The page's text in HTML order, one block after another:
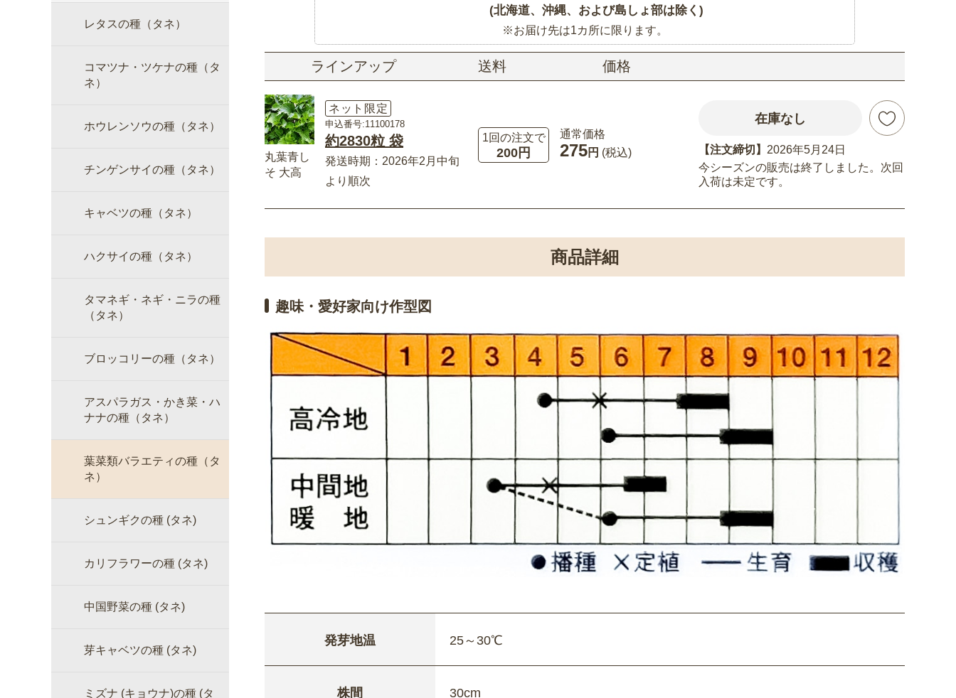
レタスの種（タネ）
コマツナ・ツケナの種（タ
ネ）
ホウレンソウの種（タネ）
チンゲンサイの種（タネ）
キャベツの種（タネ）
ハクサイの種（タネ）
タマネギ・ネギ・ニラの種
（タネ）
ブロッコリーの種（タネ）
アスパラガス・かき菜・ハ
ナナの種（タネ）
葉菜類バラエティの種（タ
ネ）
シュンギクの種 (タネ)
カリフラワーの種 (タネ)
中国野菜の種 (タネ)
芽キャベツの種 (タネ)
ミズナ (キョウナ)の種 (タ
(北海道、沖縄、および島しょ部は除く)
※お届け先は1カ所に限ります。
ラインアップ 送料 価格
丸葉青し
そ 大高
ネット限定
申込番号:11100178
約2830粒 袋
発送時期：2026年2月中旬
より順次
1回の注文で
200円
通常価格
275円 (税込)
在庫なし
【注文締切】 2026年5月24日
今シーズンの販売は終了しました。次回
入荷は未定です。
商品詳細
趣味・愛好家向け作型図
発芽地温 25～30℃
株間 30cm